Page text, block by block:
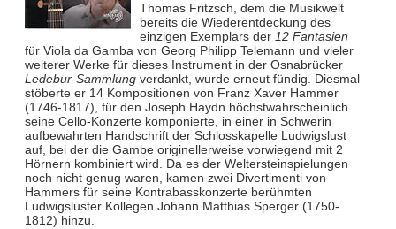
Thomas Fritzsch, dem die Musikwelt
bereits die Wiederentdeckung des
einzigen Exemplars der 12 Fantasien
für Viola da Gamba von Georg Philipp Telemann und vieler
weiterer Werke für dieses Instrument in der Osnabrücker
Ledebur-Sammlungverdankt, wurde erneut fündig. Diesmal
stöberte er 14 Kompositionen von Franz Xaver Hammer
(1746-1817), für den Joseph Haydn höchstwahrscheinlich
seine Cello-Konzerte komponierte, in einer in Schwerin
aufbewahrten Handschrift der Schlosskapelle Ludwigslust
auf, bei der die Gambe originellerweise vorwiegend mit 2
Hörnern kombiniert wird. Da es der Weltersteinspielungen
noch nicht genug waren, kamen zwei Divertimenti von
Hammers für seine Kontrabasskonzerte berühmten
Ludwigsluster Kollegen Johann Matthias Sperger (1750-
1812) hinzu.